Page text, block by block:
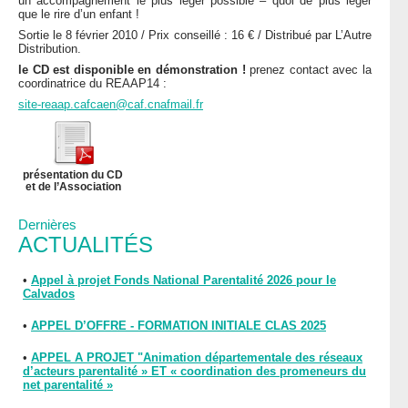
Dernières
ACTUALITÉS
• Appel à projet Fonds National Parentalité 2026 pour le
Calvados
• APPEL D’OFFRE - FORMATION INITIALE CLAS 2025
• APPEL A PROJET "Animation départementale des réseaux
d’acteurs parentalité » ET « coordination des promeneurs du
net parentalité »
que le rire d’un enfant !
Sortie le 8 février 2010 / Prix conseillé : 16 € / Distribué par L’Autre
Distribution.
le CD est disponible en démonstration ! prenez contact avec la
coordinatrice du REAAP14 :
site-reaap.cafcaen@caf.cnafmail.fr
présentation du CD
et de l’Association